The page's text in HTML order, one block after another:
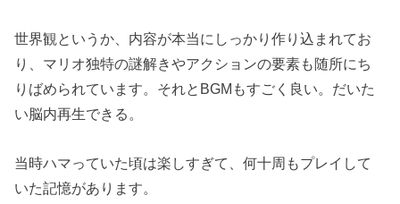
世界観というか、内容が本当にしっかり作り込まれてお
り、マリオ独特の謎解きやアクションの要素も随所にち
りばめられています。それとBGMもすごく良い。だいた
い脳内再生できる。
当時ハマっていた頃は楽しすぎて、何十周もプレイして
いた記憶があります。